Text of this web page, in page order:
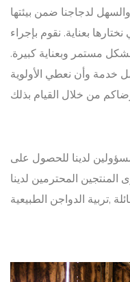
لدجاجنا ضمن بيئتها
بعناية. نقوم بإجراء
مستمر وبعناية كبيرة.
خدمة وأن نعطي الأولوية
لدينا للحصول على
المحترمين لدينا